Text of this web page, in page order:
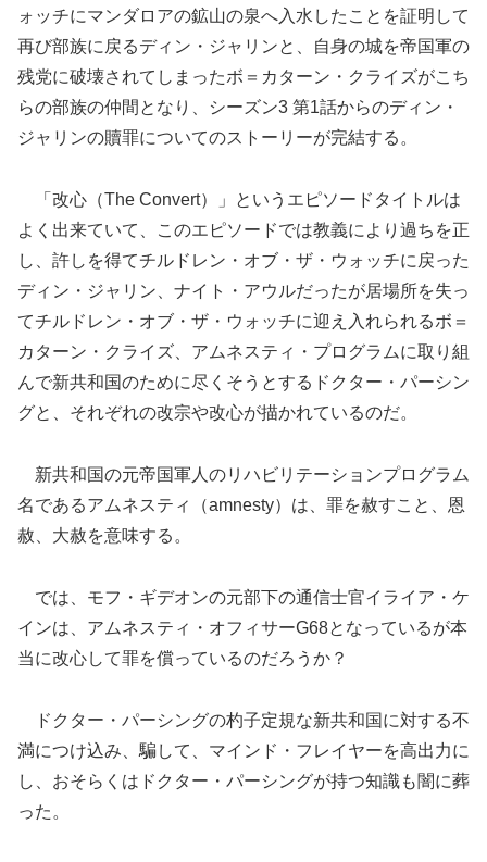
ォッチにマンダロアの鉱山の泉へ入水したことを証明して
再び部族に戻るディン・ジャリンと、自身の城を帝国軍の
残党に破壊されてしまったボ＝カターン・クライズがこち
らの部族の仲間となり、シーズン3 第1話からのディン・
ジャリンの贖罪についてのストーリーが完結する。
「改心（The Convert）」というエピソードタイトルは
よく出来ていて、このエピソードでは教義により過ちを正
し、許しを得てチルドレン・オブ・ザ・ウォッチに戻った
ディン・ジャリン、ナイト・アウルだったが居場所を失っ
てチルドレン・オブ・ザ・ウォッチに迎え入れられるボ＝
カターン・クライズ、アムネスティ・プログラムに取り組
んで新共和国のために尽くそうとするドクター・パーシン
グと、それぞれの改宗や改心が描かれているのだ。
新共和国の元帝国軍人のリハビリテーションプログラム
名であるアムネスティ（amnesty）は、罪を赦すこと、恩
赦、大赦を意味する。
では、モフ・ギデオンの元部下の通信士官イライア・ケ
インは、アムネスティ・オフィサーG68となっているが本
当に改心して罪を償っているのだろうか？
ドクター・パーシングの杓子定規な新共和国に対する不
満につけ込み、騙して、マインド・フレイヤーを高出力に
し、おそらくはドクター・パーシングが持つ知識も闇に葬
った。